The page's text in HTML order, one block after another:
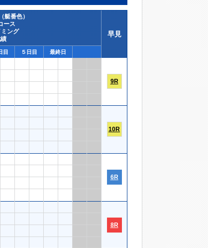
艇番色）
ース
ング
早見
目 ５日目 最終日
9R
10R
6R
8R